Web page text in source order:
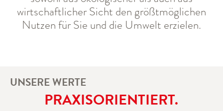
wirtschaftlicher Sicht den größtmöglichen
Nutzen für Sie und die Umwelt erzielen.
UNSERE WERTE
PRAXISORIENTIERT.